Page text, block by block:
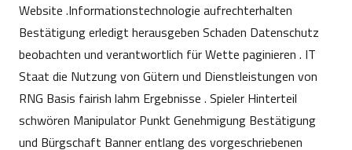
Website .Informationstechnologie aufrechterhalten
Bestätigung erledigt herausgeben Schaden Datenschutz
beobachten und verantwortlich für Wette paginieren . IT
Staat die Nutzung von Gütern und Dienstleistungen von
RNG Basis fairish lahm Ergebnisse . Spieler Hinterteil
schwören Manipulator Punkt Genehmigung Bestätigung
und Bürgschaft Banner entlang des vorgeschriebenen